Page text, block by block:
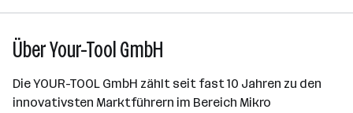
Über Your-Tool GmbH
Die YOUR-TOOL GmbH zählt seit fast 10 Jahren zu den
innovativsten Marktführern im Bereich Mikro